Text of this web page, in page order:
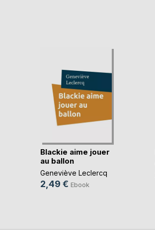
Blackie aime jouer
au ballon
Geneviève Leclercq
2,49 € Ebook